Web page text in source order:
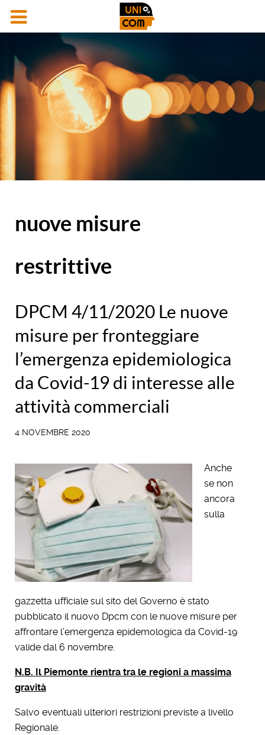
nuove misure
restrittive
DPCM 4/11/2020 Le nuove
misure per fronteggiare
l’emergenza epidemiologica
da Covid-19 di interesse alle
attività commerciali
4 NOVEMBRE 2020
Anche
se non
ancora
sulla
gazzetta ufficiale sul sito del Governo è stato
pubblicato il nuovo Dpcm con le nuove misure per
affrontare l’emergenza epidemologica da Covid-19
valide dal 6 novembre.
N.B. Il Piemonte rientra tra le regioni a massima
gravità
Salvo eventuali ulteriori restrizioni previste a livello
Regionale.